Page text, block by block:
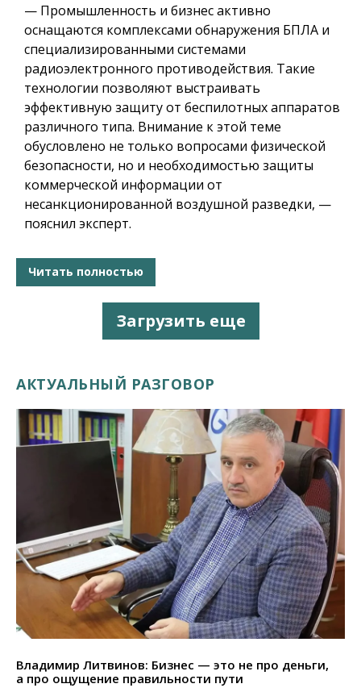
— Промышленность и бизнес активно
оснащаются комплексами обнаружения БПЛА и
специализированными системами
радиоэлектронного противодействия. Такие
технологии позволяют выстраивать
эффективную защиту от беспилотных аппаратов
различного типа. Внимание к этой теме
обусловлено не только вопросами физической
безопасности, но и необходимостью защиты
коммерческой информации от
несанкционированной воздушной разведки, —
пояснил эксперт.
Читать полностью
Загрузить еще
АКТУАЛЬНЫЙ РАЗГОВОР
Владимир Литвинов: Бизнес — это не про деньги,
а про ощущение правильности пути